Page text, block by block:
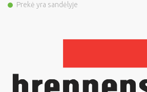
Prekė yra sandėlyje